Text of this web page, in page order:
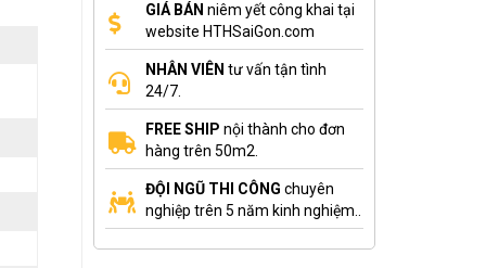
GIÁ BÁN niêm yết công khai tại
website HTHSaiGon.com
NHÂN VIÊN tư vấn tận tình
24/7.
FREE SHIP nội thành cho đơn
hàng trên 50m2.
ĐỘI NGŨ THI CÔNG chuyên
nghiệp trên 5 năm kinh nghiệm..